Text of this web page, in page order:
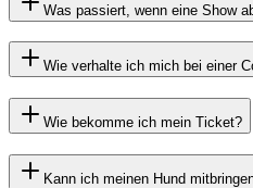
Was passiert, wenn eine Show
Wie verhalte ich mich bei einer
Wie bekomme ich mein Ticket?
Kann ich meinen Hund